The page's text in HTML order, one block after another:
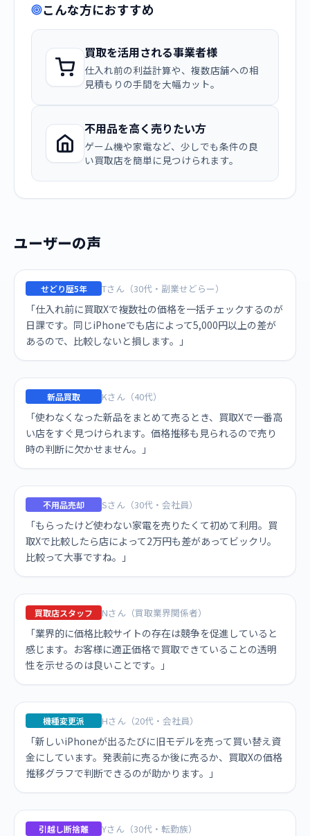
こんな方におすすめ
買取を活用される事業者様
仕入れ前の利益計算や、複数店舗への相
見積もりの手間を大幅カット。
不用品を高く売りたい方
ゲーム機や家電など、少しでも条件の良
い買取店を簡単に見つけられます。
ユーザーの声
せどり歴5年 Tさん（30代・副業せどらー）
「仕入れ前に買取Xで複数社の価格を一括チェックするのが
日課です。同じiPhoneでも店によって5,000円以上の差が
あるので、比較しないと損します。」
新品買取 Kさん（40代）
「使わなくなった新品をまとめて売るとき、買取Xで一番高
い店をすぐ見つけられます。価格推移も見られるので売り
時の判断に欠かせません。」
不用品売却 Sさん（30代・会社員）
「もらったけど使わない家電を売りたくて初めて利用。買
取Xで比較したら店によって2万円も差があってビックリ。
比較って大事ですね。」
買取店スタッフ Nさん（買取業界関係者）
「業界的に価格比較サイトの存在は競争を促進していると
感じます。お客様に適正価格で買取できていることの透明
性を示せるのは良いことです。」
機種変更派 Hさん（20代・会社員）
「新しいiPhoneが出るたびに旧モデルを売って買い替え資
金にしています。発表前に売るか後に売るか、買取Xの価格
推移グラフで判断できるのが助かります。」
引越し断捨離 Yさん（30代・転勤族）